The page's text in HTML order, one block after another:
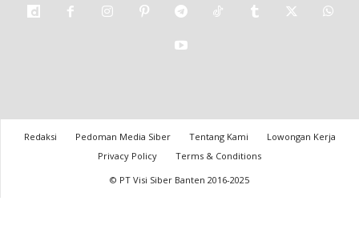
Redaksi Pedoman Media Siber Tentang Kami
Lowongan Kerja
Privacy Policy
Terms & Conditions
© PT Visi Siber Banten 2016-2025